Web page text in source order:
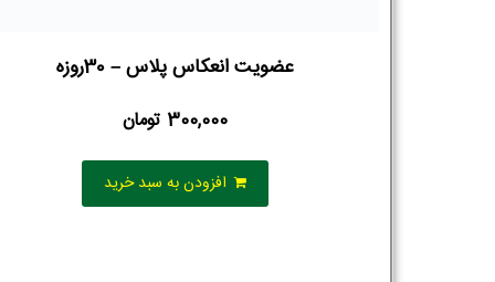
عضویت انعکاس پلاس – 30روزه
300,000 تومان
افزودن به سبد خرید